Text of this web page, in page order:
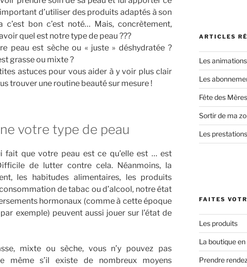
d’utiliser des produits adaptés à son
bon c’est noté… Mais, concrètement,
quel est notre type de peau ???
peau est sèche ou « juste » déshydratée ?
grasse ou mixte ?
astuces pour vous aider à y voir plus clair
trouver une routine beauté sur mesure !
votre type de peau
fait que votre peau est ce qu’elle est … est
de lutter contre cela. Néanmoins, la
les habitudes alimentaires, les produits
de tabac ou d’alcool, notre état
hormonaux (comme à cette époque
exemple) peuvent aussi jouer sur l’état de
mixte ou sèche, vous n’y pouvez pas
même s’il existe de nombreux moyens
ARTICLES
Les
Les
Fête des
Sortir de ma
Les
FAITES
Les produits
La boutique en
Prendre